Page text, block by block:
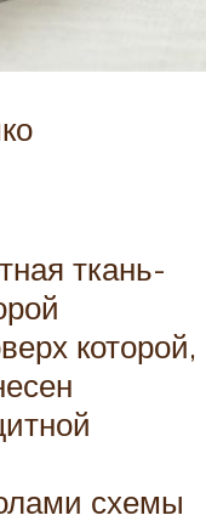
ткань-
которой,
схемы